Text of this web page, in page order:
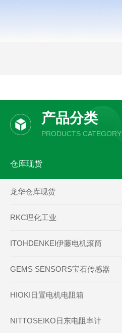
产品分类
PRODUCTS CATEGORY
仓库现货
龙华仓库现货
RKC理化工业
ITOHDENKEI伊藤电机滚筒
GEMS SENSORS宝石传感器
HIOKI日置电机电阻箱
NITTOSEIKO日东电阻率计